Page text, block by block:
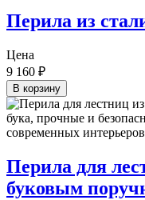
Перила из
Цена
9 160 ₽
В корзину
Перила для
буковым